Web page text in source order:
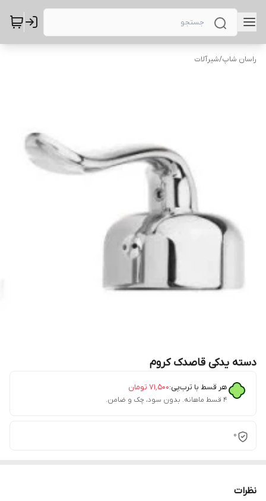
راسان شاپ/شیرآلات
دسته یدکی قاصدک کروم
هر قسط با ترب‌پی:۷۱٬۵۰۰ تومان
۴ قسط ماهانه. بدون سود، چک و ضامن.
0
نظرات